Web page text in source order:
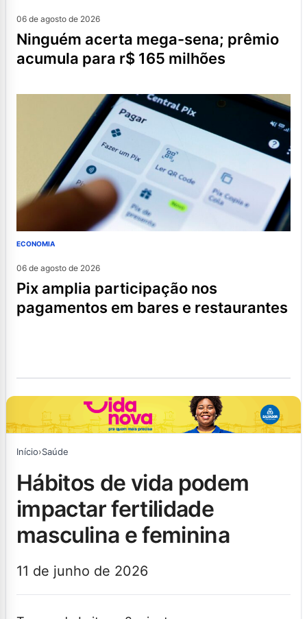
06 de agosto de 2026
ninguém acerta mega-sena; prêmio
acumula para r$ 165 milhões
ECONOMIA
06 de agosto de 2026
pix amplia participação nos
pagamentos em bares e restaurantes
Início›Saúde
hábitos de vida podem
impactar fertilidade
masculina e feminina
11 de junho de 2026